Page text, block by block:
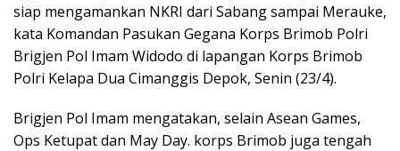
siap mengamankan NKRI dari Sabang sampai Merauke,
kata Komandan Pasukan Gegana Korps Brimob Polri
Brigjen Pol Imam Widodo di lapangan Korps Brimob
Polri Kelapa Dua Cimanggis Depok, Senin (23/4).
Brigjen Pol Imam mengatakan, selain Asean Games,
Ops Ketupat dan May Day. korps Brimob juga tengah